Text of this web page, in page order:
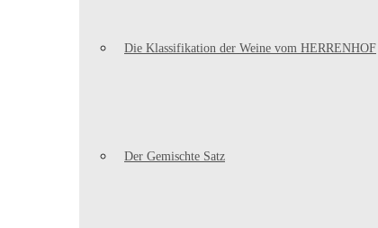
Die Klassifikation der Weine vom HERRENHOF
Der Gemischte Satz